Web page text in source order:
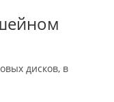
дисков, в